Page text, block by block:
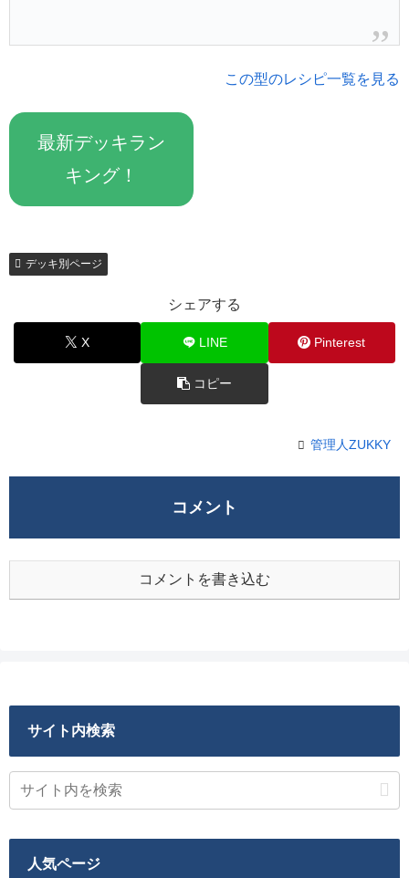
この型のレシピ一覧を見る
最新デッキラン
キング！
デッキ別ページ
シェアする
X LINE Pinterest
コピー
管理人ZUKKY
コメント
コメントを書き込む
サイト内検索
人気ページ